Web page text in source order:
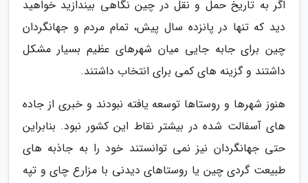
اگر به تاریخ حمل و نقل در چین نگاهی بیندازید خواهید
دید که تنها در پانزده سال پیش، تمام مردم و جهانگردان
چین برای جابه جایی میان شهرهای عظیم بسیار مشکل
داشتند و گزینه های کمی برای انتخاب داشتند.
هنوز شهرها و روستاها توسعه یافته نبودند و خبری از جاده
های آسفالت شده در بیشتر نقاط این کشور نبود. بنابراین
حتی جهانگردان نیز نمی توانستند خود را به جاذبه های
طبیعت گردی چین یا روستاهای دیدنی با مزارع چای و تپه